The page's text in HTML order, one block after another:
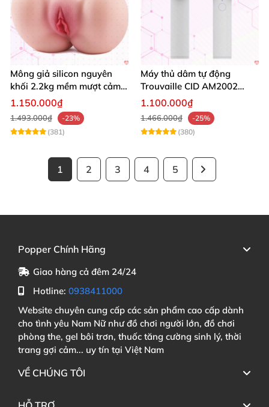
Mông giả silicon nguyên
khối 2.2kg mềm mượt cảm
giác thật
1.150.000₫
1.493.000₫
-23%
(381)
Máy thủ dâm tự động
Trouvaille CID AM2002
tăng khoái cảm nam
1.100.000₫
1.466.000₫
-25%
(380)
1 2 3 4 5
Popper Chính Hãng
Giao hàng cả đêm 24/24
Hotline: 0938411000
Website chuyên cung cấp các sản phẩm cao cấp dành
cho tình yêu Nam Nữ như đồ chơi người lớn, đồ chơi
phòng the, gel bôi trơn, thuốc tăng cường sinh lý, thời
trang gợi cảm... uy tín tại Việt Nam
VỀ CHÚNG TÔI